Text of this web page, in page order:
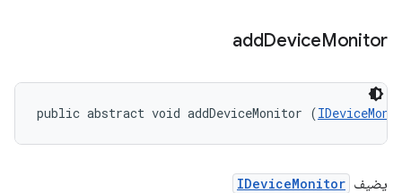
addDeviceMonitor
public abstract void addDeviceMonitor (
يضيف IDeviceMonitor